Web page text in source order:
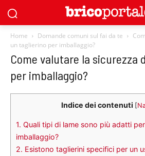
Home Domande comuni sul fai da te
un taglierino per imballaggio?
Come valutare la sicurezza
per imballaggio?
Indice dei contenuti [
1. Quali tipi di lame sono più adatti
imballaggio?
2. Esistono taglierini specifici per un